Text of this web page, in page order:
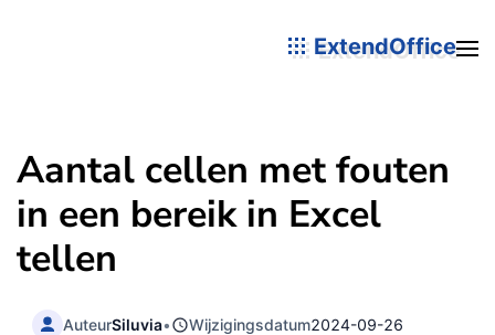
ExtendOffice
Aantal cellen met fouten
in een bereik in Excel
tellen
AuteurSiluvia• Wijzigingsdatum2024-09-26